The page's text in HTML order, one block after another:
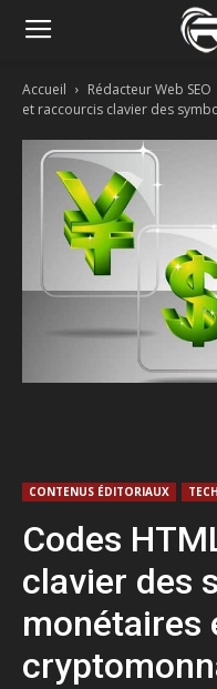
Accueil Rédacteur Web SEO
et raccourcis clavier des
CONTENUS ÉDITORIAUX
Codes
clavier des
monétaires